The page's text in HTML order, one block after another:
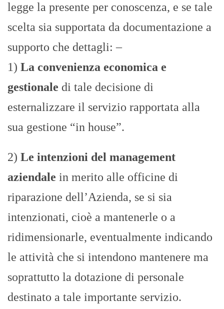
legge la presente per conoscenza, e se tale
scelta sia supportata da documentazione a
supporto che dettagli: –
1) La convenienza economica e
gestionale di tale decisione di
esternalizzare il servizio rapportata alla
sua gestione “in house”.
2) Le intenzioni del management
aziendale in merito alle officine di
riparazione dell’Azienda, se si sia
intenzionati, cioè a mantenerle o a
ridimensionarle, eventualmente indicando
le attività che si intendono mantenere ma
soprattutto la dotazione di personale
destinato a tale importante servizio.